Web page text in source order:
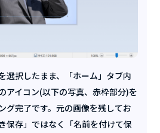
選択したまま、「ホーム」タブ内
アイコン(以下の写真、赤枠部分)を
グ完了です。元の画像を残してお
保存」ではなく「名前を付けて保